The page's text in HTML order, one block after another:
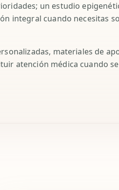
un estudio
integral cuando necesitas
materiales de
atención médica cuando